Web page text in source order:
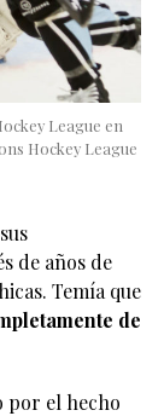
League en
Hockey League
de años de
Temía que
de
por el hecho